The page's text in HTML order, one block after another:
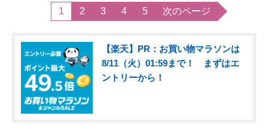
1 2 3 4 5 次のページ
【楽天】PR：お買い物マラソンは
8/11（火）01:59まで！ まずはエ
ントリーから！